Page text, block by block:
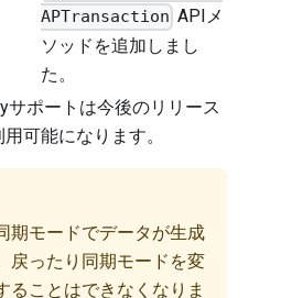
APTransaction APIメ
ソッドを追加しまし
た。
サポートは今後のリリース
用可能になります。
期モードでデータが生成
戻ったり同期モードを変
ることはできなくなりま